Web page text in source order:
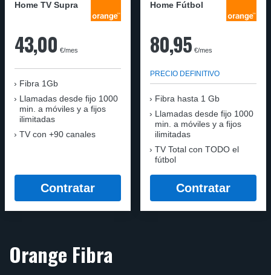
Home TV Supra
43,00 €/mes
Fibra 1Gb
Llamadas desde fijo 1000
min. a móviles y a fijos
ilimitadas
TV con +90 canales
Contratar
Home Fútbol
80,95 €/mes
PRECIO DEFINITIVO
Fibra hasta 1 Gb
Llamadas desde fijo 1000
min. a móviles y a fijos
ilimitadas
TV Total con TODO el
fútbol
Contratar
Orange Fibra